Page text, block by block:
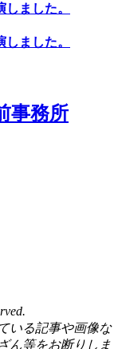
ました。
ました。
いる記事や画像な
ん等をお断りしま